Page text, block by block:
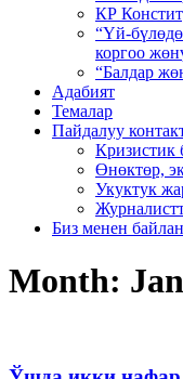
КР
“Үй-
коргоо
“Балдар
Адабият
Темалар
Пайдалуу
Кризистик
Өнөктөр,
Укуктук
Биз менен
Month: